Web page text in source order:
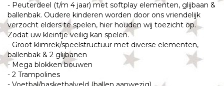
- Peuterdeel (t/m 4 jaar) met softplay elementen, glijbaan &
ballenbak. Oudere kinderen worden door ons vriendelijk
verzocht elders te spelen, hier houden wij toezicht op.
Zodat uw kleintje veilig kan spelen.
- Groot klimrek/speelstructuur met diverse elementen,
ballenbak & 2 glijbanen
- Mega blokken bouwen
- 2 Trampolines